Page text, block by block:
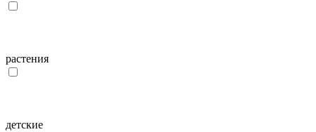
растения
детcкие